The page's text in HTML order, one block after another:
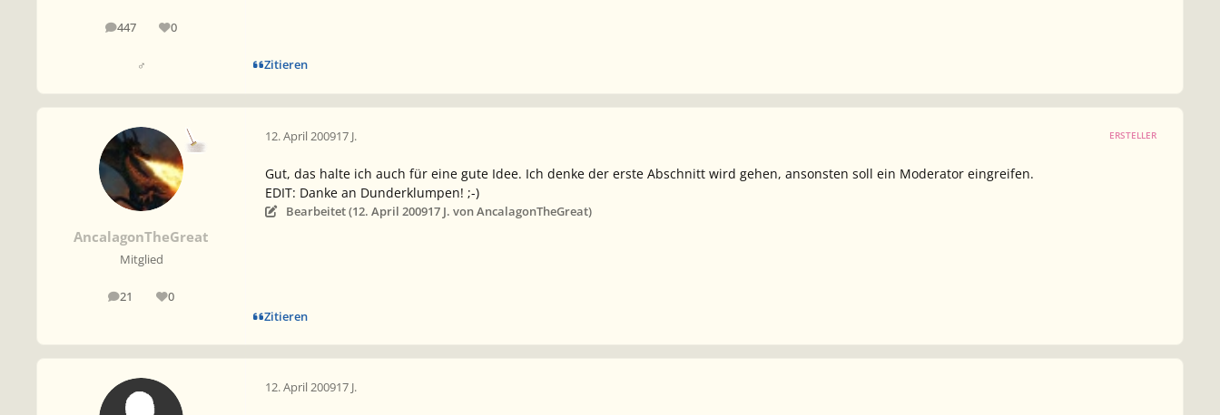
447
Beiträge 0
Reputation
♂ Zitieren
AncalagonTheGreat
Mitglied
21
Beiträge 0
Reputation
12. April 200917 J. ERSTELLER
Gut, das halte ich auch für eine gute Idee. Ich denke der erste Abschnitt wird gehen, ansonsten soll ein Moderator eingreifen.
EDIT: Danke an Dunderklumpen! ;-)
Bearbeitet (12. April 200917 J. von AncalagonTheGreat)
Zitieren
12. April 200917 J.